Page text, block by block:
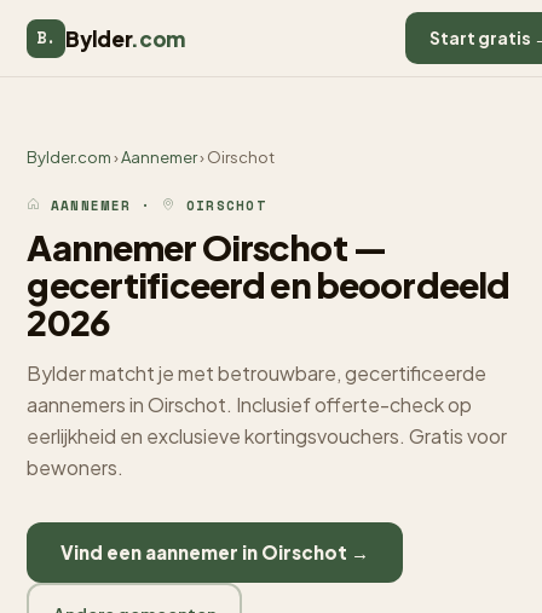
B. Bylder.com Start gratis
Bylder.com›Aannemer› Oirschot
AANNEMER · OIRSCHOT
Aannemer Oirschot —
gecertificeerd en beoordeeld
2026
Bylder matcht je met betrouwbare, gecertificeerde
aannemers in Oirschot. Inclusief offerte-check op
eerlijkheid en exclusieve kortingsvouchers. Gratis voor
bewoners.
Vind een aannemer in Oirschot →